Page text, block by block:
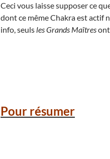
Ceci vous laisse supposer ce
dont ce même Chakra est actif
info, seuls les Grands Maîtres
Pour résumer